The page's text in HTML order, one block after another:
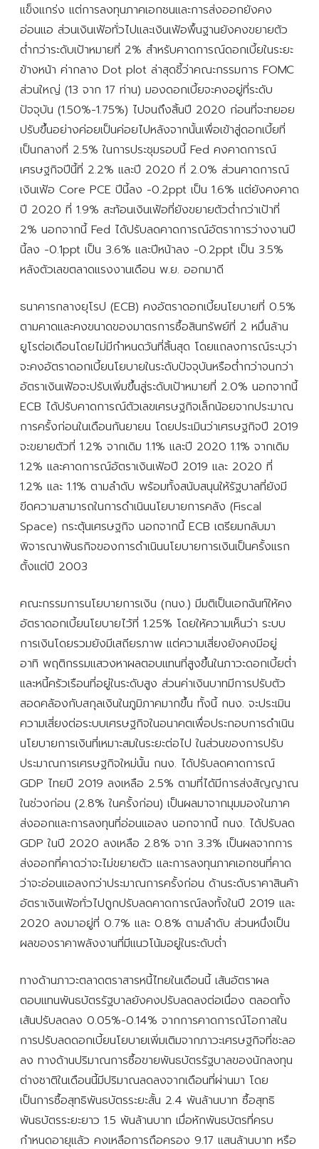
แข็งแกร่ง แต่การลงทุนภาคเอกชนและการส่งออกยังคง
อ่อนแอ ส่วนเงินเฟ้อทั่วไปและเงินเฟ้อพื้นฐานยังคงขยายตัว
ต่ำกว่าระดับเป้าหมายที่ 2% สำหรับคาดการณ์ดอกเบี้ยในระยะ
ข้างหน้า ค่ากลาง Dot plot ล่าสุดชี้ว่าคณะกรรมการ FOMC
ส่วนใหญ่ (13 จาก 17 ท่าน) มองดอกเบี้ยจะคงอยู่ที่ระดับ
ปัจจุบัน (1.50%-1.75%) ไปจนถึงสิ้นปี 2020 ก่อนที่จะทยอย
ปรับขึ้นอย่างค่อยเป็นค่อยไปหลังจากนั้นเพื่อเข้าสู่ดอกเบี้ยที่
เป็นกลางที่ 2.5% ในการประชุมรอบนี้ Fed คงคาดการณ์
เศรษฐกิจปีนี้ที่ 2.2% และปี 2020 ที่ 2.0% ส่วนคาดการณ์
เงินเฟ้อ Core PCE ปีนี้ลง -0.2ppt เป็น 1.6% แต่ยังคงคาด
ปี 2020 ที่ 1.9% สะท้อนเงินเฟ้อที่ยังขยายตัวต่ำกว่าเป้าที่
2% นอกจากนี้ Fed ได้ปรับลดคาดการณ์อัตราการว่างงานปี
นี้ลง -0.1ppt เป็น 3.6% และปีหน้าลง -0.2ppt เป็น 3.5%
หลังตัวเลขตลาดแรงงานเดือน พ.ย. ออกมาดี
ธนาคารกลางยุโรป (ECB) คงอัตราดอกเบี้ยนโยบายที่ 0.5%
ตามคาดและคงขนาดของมาตรการซื้อสินทรัพย์ที่ 2 หมื่นล้าน
ยูโรต่อเดือนโดยไม่มีกำหนดวันที่สิ้นสุด โดยแถลงการณ์ระบุว่า
จะคงอัตราดอกเบี้ยนโยบายในระดับปัจจุบันหรือต่ำกว่าจนกว่า
อัตราเงินเฟ้อจะปรับเพิ่มขึ้นสู่ระดับเป้าหมายที่ 2.0% นอกจากนี้
ECB ได้ปรับคาดการณ์ตัวเลขเศรษฐกิจเล็กน้อยจากประมาณ
การครั้งก่อนในเดือนกันยายน โดยประเมินว่าเศรษฐกิจปี 2019
จะขยายตัวที่ 1.2% จากเดิม 1.1% และปี 2020 1.1% จากเดิม
1.2% และคาดการณ์อัตราเงินเฟ้อปี 2019 และ 2020 ที่
1.2% และ 1.1% ตามลำดับ พร้อมทั้งสนับสนุนให้รัฐบาลที่ยังมี
ขีดความสามารถในการดำเนินนโยบายการคลัง (Fiscal
Space) กระตุ้นเศรษฐกิจ นอกจากนี้ ECB เตรียมกลับมา
พิจารณาพันธกิจของการดำเนินนโยบายการเงินเป็นครั้งแรก
ตั้งแต่ปี 2003
คณะกรรมการนโยบายการเงิน (กนง.) มีมติเป็นเอกฉันท์ให้คง
อัตราดอกเบี้ยนโยบายไว้ที่ 1.25% โดยให้ความเห็นว่า ระบบ
การเงินโดยรวมยังมีเสถียรภาพ แต่ความเสี่ยงยังคงมีอยู่
อาทิ พฤติกรรมแสวงหาผลตอบแทนที่สูงขึ้นในภาวะดอกเบี้ยต่ำ
และหนี้ครัวเรือนที่อยู่ในระดับสูง ส่วนค่าเงินบาทมีการปรับตัว
สอดคล้องกับสกุลเงินในภูมิภาคมากขึ้น ทั้งนี้ กนง. จะประเมิน
ความเสี่ยงต่อระบบเศรษฐกิจในอนาคตเพื่อประกอบการดำเนิน
นโยบายการเงินที่เหมาะสมในระยะต่อไป ในส่วนของการปรับ
ประมาณการเศรษฐกิจใหม่นั้น กนง. ได้ปรับลดคาดการณ์
GDP ไทยปี 2019 ลงเหลือ 2.5% ตามที่ได้มีการส่งสัญญาณ
ในช่วงก่อน (2.8% ในครั้งก่อน) เป็นผลมาจากมุมมองในภาค
ส่งออกและการลงทุนที่อ่อนแอลง นอกจากนี้ กนง. ได้ปรับลด
GDP ในปี 2020 ลงเหลือ 2.8% จาก 3.3% เป็นผลจากการ
ส่งออกที่คาดว่าจะไม่ขยายตัว และการลงทุนภาคเอกชนที่คาด
ว่าจะอ่อนแอลงกว่าประมาณการครั้งก่อน ด้านระดับราคาสินค้า
อัตราเงินเฟ้อทั่วไปถูกปรับลดคาดการณ์ลงทั้งในปี 2019 และ
2020 ลงมาอยู่ที่ 0.7% และ 0.8% ตามลำดับ ส่วนหนึ่งเป็น
ผลของราคาพลังงานที่มีแนวโน้มอยู่ในระดับต่ำ
ทางด้านภาวะตลาดตราสารหนี้ไทยในเดือนนี้ เส้นอัตราผล
ตอบแทนพันธบัตรรัฐบาลยังคงปรับลดลงต่อเนื่อง ตลอดทั้ง
เส้นปรับลดลง 0.05%-0.14% จากการคาดการณ์โอกาสใน
การปรับลดดอกเบี้ยนโยบายเพิ่มเติมจากภาวะเศรษฐกิจที่ชะลอ
ลง ทางด้านปริมาณการซื้อขายพันธบัตรรัฐบาลของนักลงทุน
ต่างชาติในเดือนนี้มีปริมาณลดลงจากเดือนที่ผ่านมา โดย
เป็นการซื้อสุทธิพันธบัตรระยะสั้น 2.4 พันล้านบาท ซื้อสุทธิ
พันธบัตรระยะยาว 1.5 พันล้านบาท เมื่อหักพันธบัตรที่ครบ
กำหนดอายุแล้ว คงเหลือการถือครอง 9.17 แสนล้านบาท หรือ